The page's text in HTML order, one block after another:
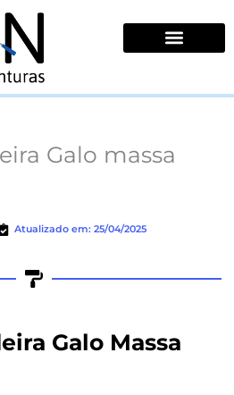
Galo massa
Atualizado em: 25/04/2025
Galo Massa